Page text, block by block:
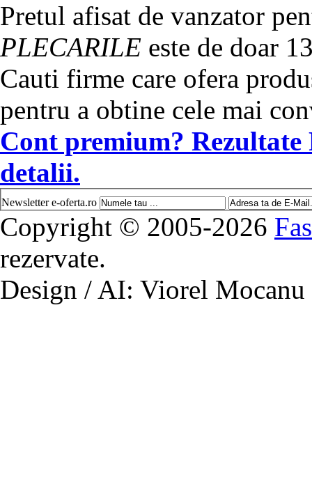
Pretul afisat de vanzator
PLECARILE este de doar
Cauti firme care ofera
pentru a obtine cele mai
Cont premium?
detalii.
Newsletter e-oferta.ro
Copyright © 2005-2026
rezervate.
Design / AI: Viorel Mocanu